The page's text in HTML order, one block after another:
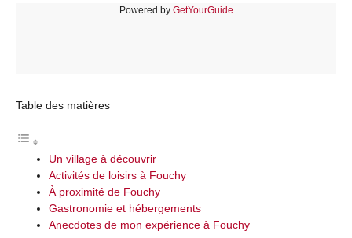
Powered by GetYourGuide
Table des matières
Un village à découvrir
Activités de loisirs à Fouchy
À proximité de Fouchy
Gastronomie et hébergements
Anecdotes de mon expérience à Fouchy